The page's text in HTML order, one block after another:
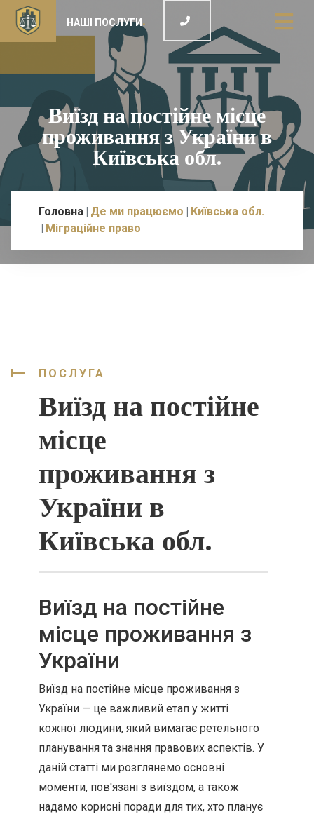
НАШІ ПОСЛУГИ
Виїзд на постійне місце
проживання з України в
Київська обл.
Головна Де ми працюємо
Київська обл.
Міграційне право
ПОСЛУГА
Виїзд на постійне
місце
проживання з
України в
Київська обл.
Виїзд на постійне
місце проживання з
України
Виїзд на постійне місце проживання з
України — це важливий етап у житті
кожної людини, який вимагає ретельного
планування та знання правових аспектів. У
даній статті ми розглянемо основні
моменти, пов'язані з виїздом, а також
надамо корисні поради для тих, хто планує